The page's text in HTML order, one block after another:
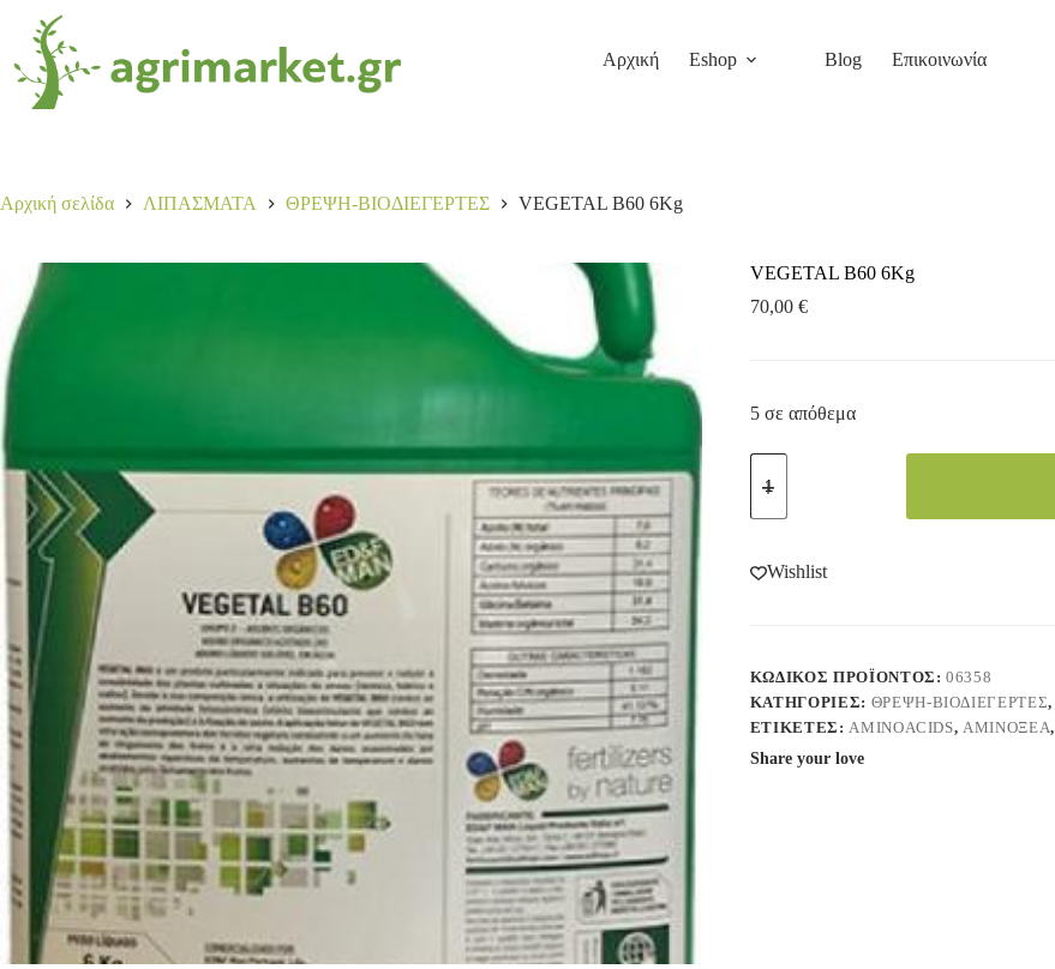
70,00
5 σε απόθεμα
Αρχική Eshop Blog Επικοινωνία
Αρχική σελίδα ΛΙΠΑΣΜΑΤΑ ΘΡΕΨΗ-ΒΙΟΔΙΕΓΕΡΤΕΣ VEGETAL B60 6Kg
VEGETAL B60 6Kg
70,00 €
5 σε απόθεμα
Wishlist
ΚΩΔΙΚΌΣ ΠΡΟΪΌΝΤΟΣ:06358
ΚΑΤΗΓΟΡΊΕΣ: ΘΡΕΨΗ-ΒΙΟΔΙΕΓΕΡΤΕΣ,
ΕΤΙΚΈΤΕΣ:AMINOACIDS,ΑΜΙΝΟΞΈΑ,
Share your love